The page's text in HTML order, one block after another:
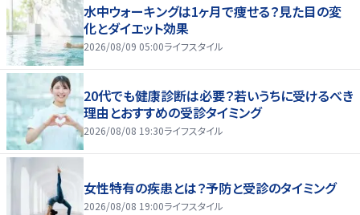
水中ウォーキングは1ヶ月で痩せる？見た目の変
化とダイエット効果
2026/08/09 05:00ライフスタイル
20代でも健康診断は必要？若いうちに受けるべき
理由とおすすめの受診タイミング
2026/08/08 19:30ライフスタイル
女性特有の疾患とは？予防と受診のタイミング
2026/08/08 19:00ライフスタイル